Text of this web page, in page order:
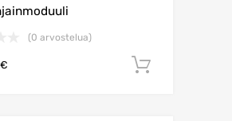
(0 arvostelua)
€